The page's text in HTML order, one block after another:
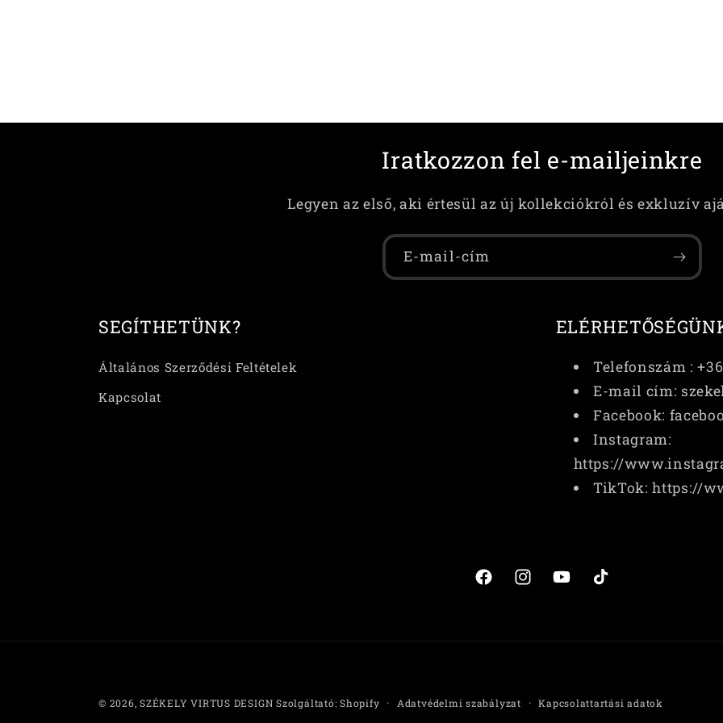
Iratkozzon fel e-mailjeinkre
Legyen az első, aki értesül az új kollekciókról és exkluzív
E-mail-cím
SEGÍTHETÜNK?
Általános Szerződési Feltételek
Kapcsolat
Telefonszám :
E-mail cím:
Facebook:
Instagram:
https://
TikTok: https://
FacebookInstagramYouTubeTikTok
© 2026,SZÉKELY VIRTUS DESIGN Szolgáltató: Shopify Adatvédelmi szabályzat Kapcsolattartási adatok